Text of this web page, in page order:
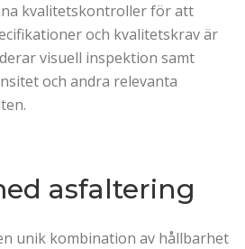
kvalitetskontroller för att
och kvalitetskrav är
visuell inspektion samt
och andra relevanta
asfaltering
unik kombination av hållbarhet